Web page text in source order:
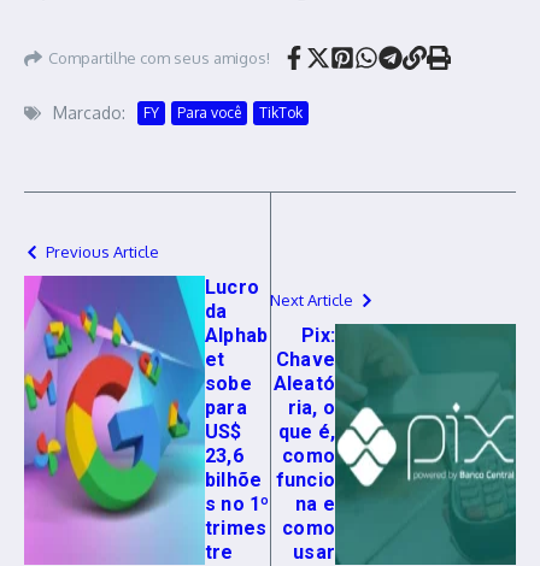
Compartilhe com seus amigos!
Marcado: FY Para você TikTok
Previous Article
Lucro
da
Alphab
et
sobe
para
US$
23,6
bilhõe
s no 1º
trimes
tre
Next Article
Pix:
Chave
Aleató
ria, o
que é,
como
funcio
na e
como
usar